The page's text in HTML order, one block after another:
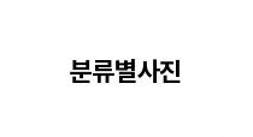
분류별사진